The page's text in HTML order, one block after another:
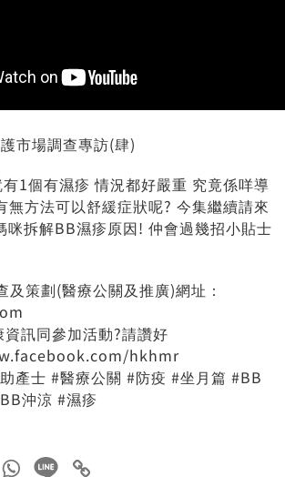
市場調查專訪(肆)
1個有濕疹 情況都好嚴重 究竟係咩導
無方法可以舒緩症狀呢? 今集繼續請來
咪拆解BB濕疹原因! 仲會過幾招小貼士
及策劃(醫療公關及推廣)網址：
訊同參加活動?請讚好
hkhmr
產士 #醫療公關 #防疫 #坐月篇 #BB
沖涼 #濕疹